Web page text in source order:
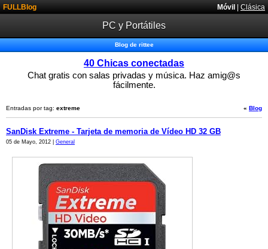
Móvil | Clásica
FULLBlog
PC y Portátiles
Blog de rittee
40 Chicas conectadas
Chat gratis con salas privadas y música. Haz amig@s
fácilmente.
« Blog
Entradas por tag: extreme
SanDisk Extreme - Tarjeta de memoria de Vídeo HD 32 GB
05 de Mayo, 2012 | General